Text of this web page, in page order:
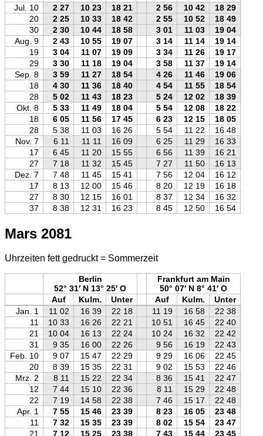
Jul. 10
2 27 10 23 18 21 2 56 10 42 18 29
20
2 25 10 33 18 42 2 55 10 52 18 49
30
2 30 10 44 18 58 3 01 11 03 19 04
Aug. 9
2 43 10 55 19 07 3 14 11 14 19 14
19
3 04 11 07 19 09 3 34 11 26 19 17
29
3 30 11 18 19 04 3 58 11 37 19 14
Sep. 8
3 59 11 27 18 54 4 26 11 46 19 06
18
4 30 11 36 18 40 4 54 11 55 18 54
28
5 02 11 43 18 23 5 24 12 02 18 39
Okt. 8
5 33 11 49 18 04 5 54 12 08 18 22
18
6 05 11 56 17 45 6 23 12 15 18 05
28
5 38 11 03 16 26 5 54 11 22 16 48
Nov. 7
6 11 11 11 16 09 6 25 11 29 16 33
17
6 45 11 20 15 55 6 56 11 39 16 21
27
7 18 11 32 15 45 7 27 11 50 16 13
Dez. 7
7 48 11 45 15 41 7 56 12 04 16 12
17
8 13 12 00 15 46 8 20 12 19 16 18
27
8 30 12 15 16 01 8 37 12 34 16 32
37
8 38 12 31 16 23 8 45 12 50 16 54
Mars 2081
Uhrzeiten fett gedruckt = Sommerzeit
Berlin
52° 31′ N 13° 25′ O
Frankfurt am Main
50° 07′ N 8° 41′ O
Auf
Kulm. Unter Auf Kulm. Unter
Jan. 1
11 02 16 39 22 18 11 19 16 58 22 38
11
10 33 16 26 22 21 10 51 16 45 22 40
21
10 04 16 13 22 24 10 24 16 32 22 42
31
9 35 16 00 22 26 9 56 16 19 22 43
Feb. 10
9 07 15 47 22 29 9 29 16 06 22 45
20
8 39 15 35 22 31 9 02 15 53 22 46
Mrz. 2
8 11 15 22 22 34 8 36 15 41 22 47
12
7 44 15 10 22 36 8 11 15 29 22 48
22
7 19 14 58 22 38 7 46 15 17 22 48
Apr. 1
7 55 15 46 23 39 8 23 16 05 23 48
11
7 32 15 35 23 39 8 02 15 54 23 47
21
7 12 15 25 23 38 7 43 15 44 23 45